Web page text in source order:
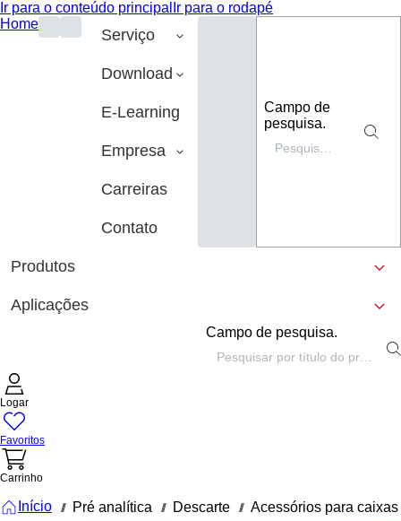
Ir para o conteúdo principal Ir para o rodapé
Home
Serviço
Download
E-Learning
Empresa
Carreiras
Contato
Campo de
pesquisa.
Produtos
Aplicações
Campo de pesquisa.
Logar
Favoritos
Carrinho
Início /// Pré analítica /// Descarte /// Acessórios para